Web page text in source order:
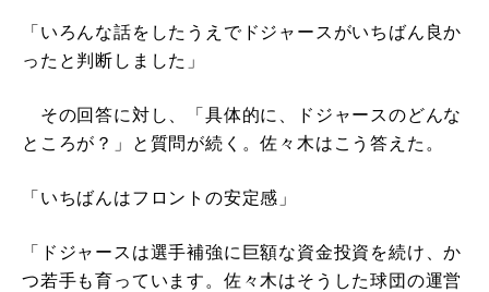
「いろんな話をしたうえでドジャースがいちばん良か
ったと判断しました」
その回答に対し、「具体的に、ドジャースのどんな
ところが？」と質問が続く。佐々木はこう答えた。
「いちばんはフロントの安定感」
「ドジャースは選手補強に巨額な資金投資を続け、か
つ若手も育っています。佐々木はそうした球団の運営